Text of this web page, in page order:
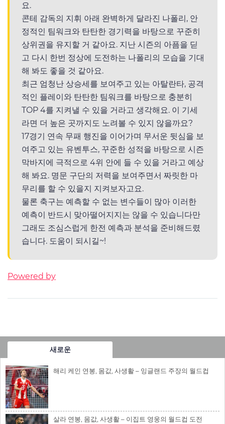
요.
콘테 감독의 지휘 아래 완벽하게 달라진 나폴리, 안
정적인 팀워크와 탄탄한 경기력을 바탕으로 꾸준히
상위권을 유지할 거 같아요. 지난 시즌의 아픔을 딛
고 다시 한번 정상에 도전하는 나폴리의 모습을 기대
해 봐도 좋을 것 같아요.
최근 엄청난 상승세를 보여주고 있는 아탈란타, 공격
적인 플레이와 탄탄한 팀워크를 바탕으로 충분히
TOP 4를 지켜낼 수 있을 거라고 생각해요. 이 기세
라면 더 높은 곳까지도 노려볼 수 있지 않을까요?
17경기 연속 무패 행진을 이어가며 무서운 뒷심을 보
여주고 있는 유벤투스, 꾸준한 성적을 바탕으로 시즌
막바지에 극적으로 4위 안에 들 수 있을 거라고 예상
해 봐요. 명문 구단의 저력을 보여주면서 짜릿한 마
무리를 할 수 있을지 지켜보자고요.
물론 축구는 예측할 수 없는 변수들이 많아 이러한
예측이 반드시 맞아떨어지지는 않을 수 있습니다만
그래도 조심스럽게 한전 예측과 분석을 준비해드렸
습니다. 도움이 되시길~!
Powered by
새로운
해리 케인 연봉, 몸값, 사생활 – 잉글랜드 주장의 월드컵
살라 연봉, 몸값, 사생활 – 이집트 영웅의 월드컵 도전